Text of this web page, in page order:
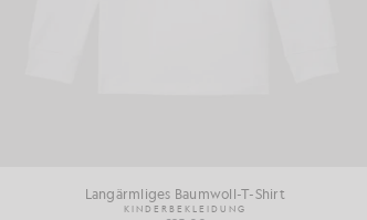
Langärmliges Baumwoll-T-Shirt
KINDERBEKLEIDUNG